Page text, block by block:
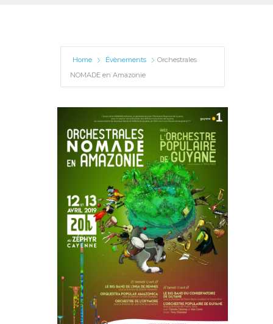
Home Évènements
Orchestrales
NOMADE en Amazonie